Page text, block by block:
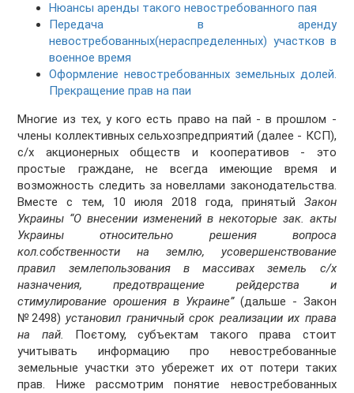
Нюансы аренды такого невостребованного пая
Передача в аренду
невостребованных(нераспределенных) участков в
военное время
Оформление невостребованных земельных долей.
Прекращение прав на паи
Многие из тех, у кого есть право на пай - в прошлом -
члены коллективных сельхозпредприятий (далее - КСП),
с/х акционерных обществ и кооперативов - это
простые граждане, не всегда имеющие время и
возможность следить за новеллами законодательства.
Вместе с тем, 10 июля 2018 года, принятый Закон
Украины “О внесении изменений в некоторые зак. акты
Украины относительно решения вопроса
кол.собственности на землю, усовершенствование
правил землепользования в массивах земель с/х
назначения, предотвращение рейдерства и
стимулирование орошения в Украине”(дальше - Закон
№2498)установил граничный срок реализации их права
на пай. Поєтому, субъектам такого права стоит
учитывать информацию про невостребованные
земельные участки это убережет их от потери таких
прав. Ниже рассмотрим понятие невостребованных